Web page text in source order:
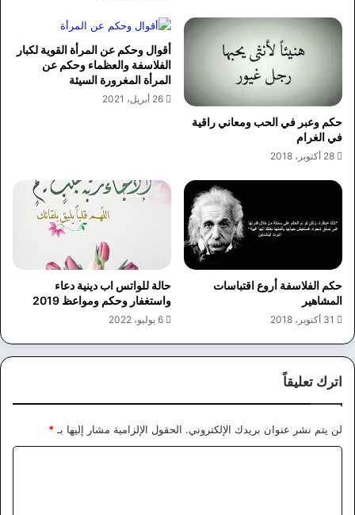
حكم وعبر في الحب ومعاني راقية
في الغرام
28 أكتوبر، 2018
أقوال وحكم عن المرأة القوية لكبار
الفلاسفة والعظماء وحكم عن
المرأة المغرورة السيئة
26 أبريل، 2021
حكم الفلاسفة أروع اقتباسات
المشاهير
31 أكتوبر، 2018
حالة للواتس اب دينية دعاء
واستغفار وحكم ومواعظ 2019
6 يوليو، 2022
اترك تعليقاً
لن يتم نشر عنوان بريدك الإلكتروني. الحقول الإلزامية مشار إليها بـ *